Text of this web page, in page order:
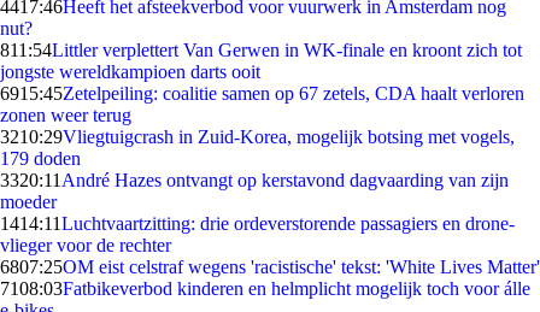
4417:46Heeft het afsteekverbod voor vuurwerk in Amsterdam nog
nut?
811:54Littler verplettert Van Gerwen in WK-finale en kroont zich tot
jongste wereldkampioen darts ooit
6915:45Zetelpeiling: coalitie samen op 67 zetels, CDA haalt verloren
zonen weer terug
3210:29Vliegtuigcrash in Zuid-Korea, mogelijk botsing met vogels,
179 doden
3320:11 André Hazes ontvangt op kerstavond dagvaarding van zijn
moeder
1414:11Luchtvaartzitting: drie ordeverstorende passagiers en drone-
vlieger voor de rechter
6807:25OM eist celstraf wegens 'racistische' tekst: 'White Lives Matter'
7108:03Fatbikeverbod kinderen en helmplicht mogelijk toch voor álle